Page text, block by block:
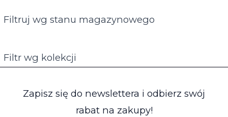
Filtruj wg stanu magazynowego
Filtr wg kolekcji
Zapisz się do newslettera i odbierz swój
rabat na zakupy!